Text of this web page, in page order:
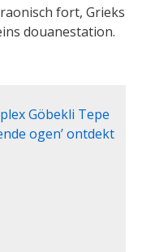
fort, Grieks
douanestation.
Göbekli Tepe
ogen’ ontdekt